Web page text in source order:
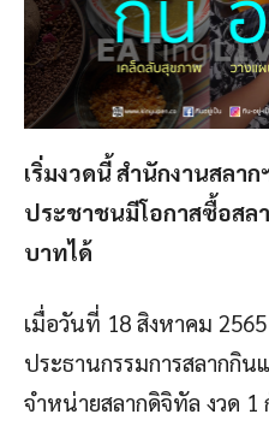
เริ่มงวดนี้ สำนักงานสลา
ประชาชนมีโอกาสซื้อสล
บาทได้
เมื่อวันที่ 18 สิงหาคม
ประธานกรรมการสลากกิน
จำหน่ายสลากดิจิทัล งวด